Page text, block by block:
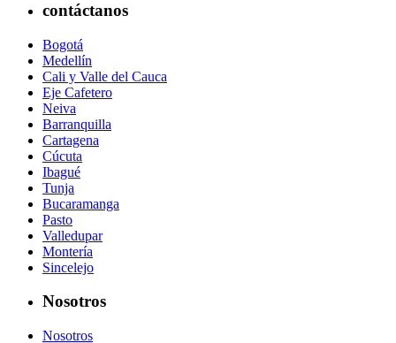
contáctanos
Bogotá
Medellín
Cali y Valle del Cauca
Eje Cafetero
Neiva
Barranquilla
Cartagena
Cúcuta
Ibagué
Tunja
Bucaramanga
Pasto
Valledupar
Montería
Sincelejo
Nosotros
Nosotros